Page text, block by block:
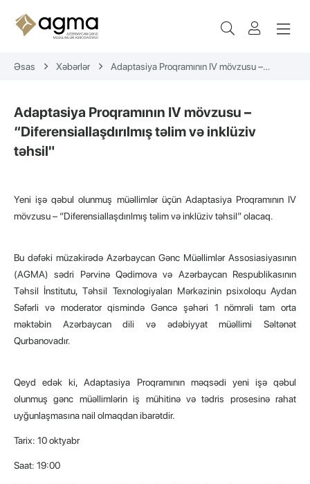
Əsas Xəbərlər
Adaptasiya Proqramının IV mövzusu –
Adaptasiya Proqramının IV mövzusu –
“Diferensiallaşdırılmış təlim və inklüziv
təhsil"
Yeni işə qəbul olunmuş müəllimlər üçün Adaptasiya Proqramının IV
mövzusu – “Diferensiallaşdırılmış təlim və inklüziv təhsil” olacaq.
Bu dəfəki müzakirədə Azərbaycan Gənc Müəllimlər Assosiasiyasının
(AGMA) sədri Pərvinə Qədimova və Azərbaycan Respublikasının
Təhsil İnstitutu, Təhsil Texnologiyaları Mərkəzinin psixoloqu Aydan
Səfərli və moderator qismində Gəncə şəhəri 1 nömrəli tam orta
məktəbin Azərbaycan dili və ədəbiyyat müəllimi Səltənət
Qurbanovadır.
Qeyd edək ki, Adaptasiya Proqramının məqsədi yeni işə qəbul
olunmuş gənc müəllimlərin iş mühitinə və tədris prosesinə rahat
uyğunlaşmasına nail olmaqdan ibarətdir.
Tarix: 10 oktyabr
Saat: 19:00